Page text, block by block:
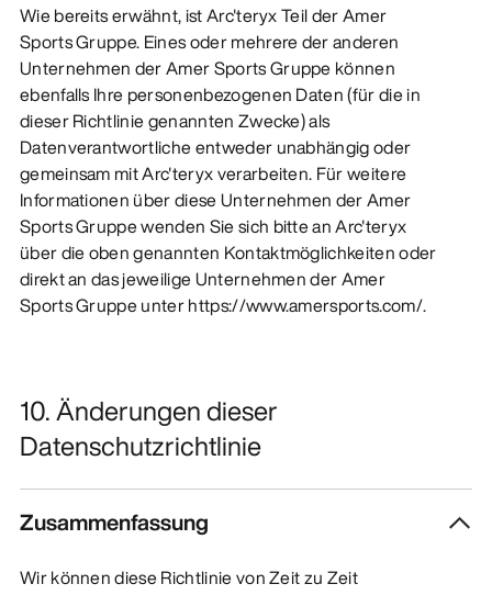
Wie bereits erwähnt, ist Arc'teryx Teil der Amer
Sports Gruppe. Eines oder mehrere der anderen
Unternehmen der Amer Sports Gruppe können
ebenfalls Ihre personenbezogenen Daten (für die in
dieser Richtlinie genannten Zwecke) als
Datenverantwortliche entweder unabhängig oder
gemeinsam mit Arc'teryx verarbeiten. Für weitere
Informationen über diese Unternehmen der Amer
Sports Gruppe wenden Sie sich bitte an Arc'teryx
über die oben genannten Kontaktmöglichkeiten oder
direkt an das jeweilige Unternehmen der Amer
Sports Gruppe unter https://www.amersports.com/.
10. Änderungen dieser
Datenschutzrichtlinie
Zusammenfassung
Wir können diese Richtlinie von Zeit zu Zeit